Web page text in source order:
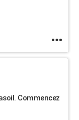
Commencez